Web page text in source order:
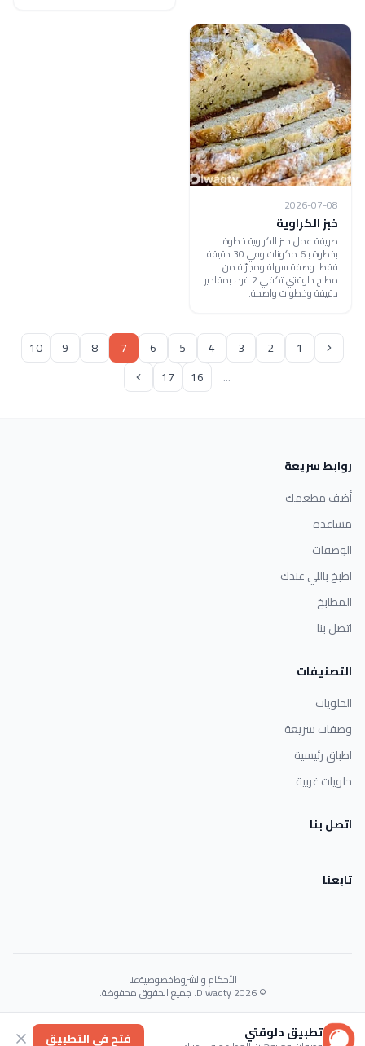
2026-07-08
خبز الكراوية
طريقة عمل خبز الكراوية خطوة
بخطوة بـ6 مكونات وفي 30 دقيقة
فقط. وصفة سهلة ومجرّبة من
مطبخ دلوقتي تكفي 2 فرد، بمقادير
دقيقة وخطوات واضحة.
1
2
3
4
5
6
7
8
9
10
...
16
17
روابط سريعة
أضف مطعمك
مساعدة
الوصفات
اطبخ باللي عندك
المطابخ
اتصل بنا
التصنيفات
الحلويات
وصفات سريعة
اطباق رئيسية
حلويات غربية
اتصل بنا
تابعنا
الأحكام والشروطخصوصيةعنا
© 2026 Dlwaqty. جميع الحقوق محفوظة.
Powered byGAIT
تطبيق دلوقتي فتح في التطبيق